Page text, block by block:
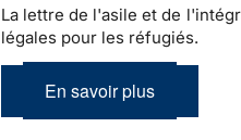
La lettre de l'asile et de
légales pour les réfugiés.
En savoir plus